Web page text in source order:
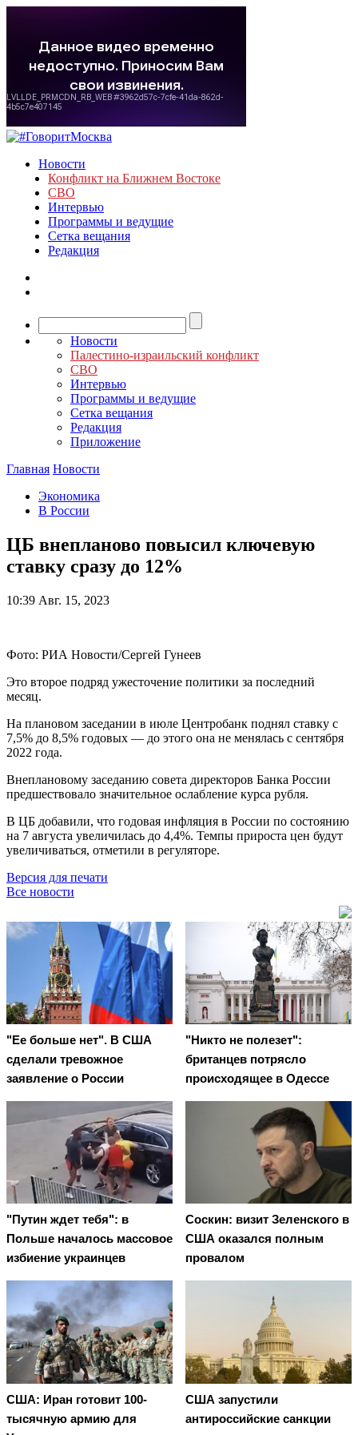
Новости
Конфликт на Ближнем Востоке
СВО
Интервью
Программы и ведущие
Сетка вещания
Редакция
Новости
Палестино-израильский конфликт
СВО
Интервью
Программы и ведущие
Сетка вещания
Редакция
Приложение
Главная Новости
Экономика
В России
ЦБ внепланово повысил ключевую
ставку сразу до 12%
10:39 Авг. 15, 2023
Фото: РИА Новости/Сергей Гунеев
Это второе подряд ужесточение политики за последний
месяц.
На плановом заседании в июле Центробанк поднял ставку с
7,5% до 8,5% годовых — до этого она не менялась с сентября
2022 года.
Внеплановому заседанию совета директоров Банка России
предшествовало значительное ослабление курса рубля.
В ЦБ добавили, что годовая инфляция в России по состоянию
на 7 августа увеличилась до 4,4%. Темпы прироста цен будут
увеличиваться, отметили в регуляторе.
Версия для печати
Все новости
"Ее больше нет". В США
сделали тревожное
заявление о России
"Никто не полезет":
британцев потрясло
происходящее в Одессе
"Путин ждет тебя": в
Польше началось массовое
избиение украинцев
Соскин: визит Зеленского в
США оказался полным
провалом
США: Иран готовит 100-
тысячную армию для
США запустили
антироссийские санкции